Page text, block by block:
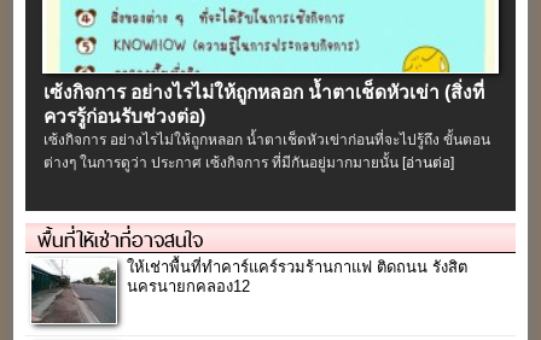
เซ้งกิจการ อย่างไรไม่ให้ถูกหลอก น้ำตาเช็ดหัวเข่า (สิ่งที่
ควรรู้ก่อนรับช่วงต่อ)
เซ้งกิจการ อย่างไรไม่ให้ถูกหลอก น้ำตาเช็ดหัวเข่าก่อนที่จะไปรู้ถึง ขั้นตอน
ต่างๆ ในการดูว่า ประกาศ เซ้งกิจการ ที่มีกันอยู่มากมายนั้น [อ่านต่อ]
พื้นที่ให้เช่าที่อาจสนใจ
ให้เช่าพื้นที่ทำคาร์แคร์รวมร้านกาแฟ ติดถนน รังสิต
นครนายกคลอง12